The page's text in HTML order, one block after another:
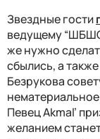
Звездные гости
ведущему
же нужно
сбылись, а
Безрукова
ПевецAkmal’
желанием